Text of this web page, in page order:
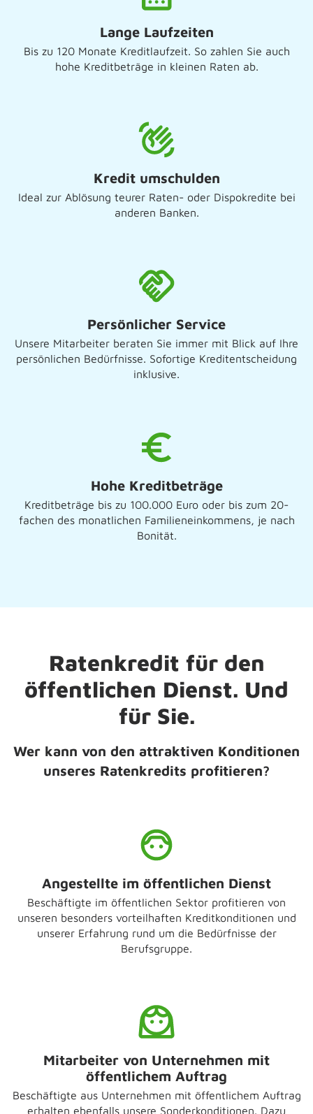
Lange Laufzeiten
Bis zu 120 Monate Kreditlaufzeit. So zahlen Sie auch
hohe Kreditbeträge in kleinen Raten ab.
Kredit umschulden
Ideal zur Ablösung teurer Raten- oder Dispokredite bei
anderen Banken.
Persönlicher Service
Unsere Mitarbeiter beraten Sie immer mit Blick auf Ihre
persönlichen Bedürfnisse. Sofortige Kreditentscheidung
inklusive.
Hohe Kreditbeträge
Kreditbeträge bis zu 100.000 Euro oder bis zum 20-
fachen des monatlichen Familieneinkommens, je nach
Bonität.
Ratenkredit für den
öffentlichen Dienst. Und
für Sie.
Wer kann von den attraktiven Konditionen
unseres Ratenkredits profitieren?
Angestellte im öffentlichen Dienst
Beschäftigte im öffentlichen Sektor profitieren von
unseren besonders vorteilhaften Kreditkonditionen und
unserer Erfahrung rund um die Bedürfnisse der
Berufsgruppe.
Mitarbeiter von Unternehmen mit
öffentlichem Auftrag
Beschäftigte aus Unternehmen mit öffentlichem Auftrag
erhalten ebenfalls unsere Sonderkonditionen. Dazu